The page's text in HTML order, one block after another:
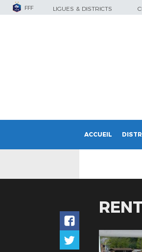
FFF LIGUES & DISTRICTS
ACCUEIL